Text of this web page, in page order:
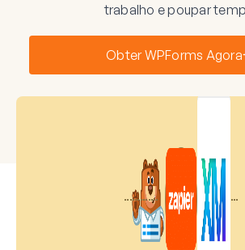
trabalho e poupar
Obter WPForms Agora